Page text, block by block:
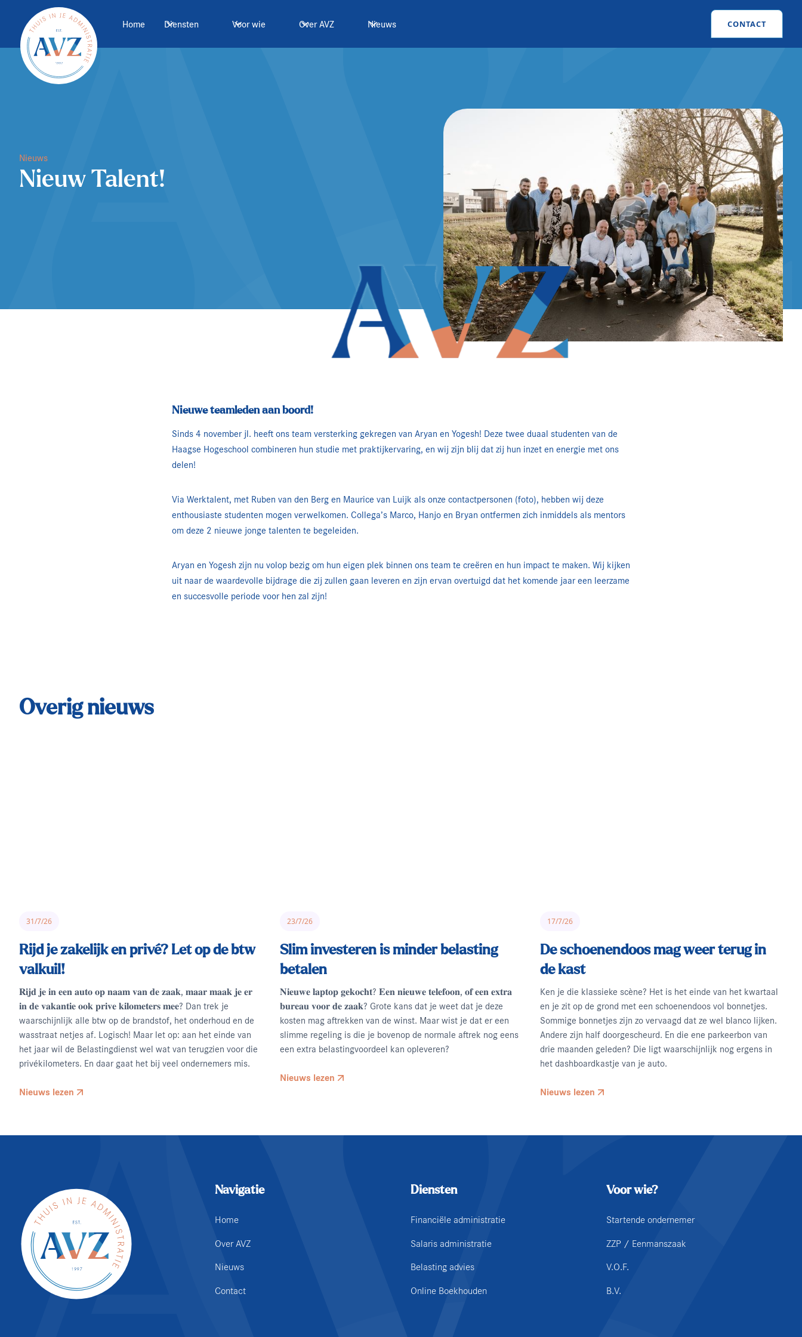
Home Diensten Voor wie Over AVZ Nieuws CONTACT
Nieuws
Nieuw Talent!
Nieuwe teamleden aan boord!
Sinds 4 november jl. heeft ons team versterking gekregen van Aryan en Yogesh! Deze twee duaal studenten van de
Haagse Hogeschool combineren hun studie met praktijkervaring, en wij zijn blij dat zij hun inzet en energie met ons
delen!
Via Werktalent, met Ruben van den Berg en Maurice van Luijk als onze contactpersonen (foto), hebben wij deze
enthousiaste studenten mogen verwelkomen. Collega’s Marco, Hanjo en Bryan ontfermen zich inmiddels als mentors
om deze 2 nieuwe jonge talenten te begeleiden.
Aryan en Yogesh zijn nu volop bezig om hun eigen plek binnen ons team te creëren en hun impact te maken. Wij kijken
uit naar de waardevolle bijdrage die zij zullen gaan leveren en zijn ervan overtuigd dat het komende jaar een leerzame
en succesvolle periode voor hen zal zijn!
Overig nieuws
31/7/26
Rijd je zakelijk en privé? Let op de btw
valkuil!
𝐑𝐢𝐣𝐝 𝐣𝐞 𝐢𝐧 𝐞𝐞𝐧 𝐚𝐮𝐭𝐨 𝐨𝐩 𝐧𝐚𝐚𝐦 𝐯𝐚𝐧 𝐝𝐞 𝐳𝐚𝐚𝐤, 𝐦𝐚𝐚𝐫 𝐦𝐚𝐚𝐤 𝐣𝐞 𝐞𝐫
𝐢𝐧 𝐝𝐞 𝐯𝐚𝐤𝐚𝐧𝐭𝐢𝐞 𝐨𝐨𝐤 𝐩𝐫𝐢𝐯𝐞 𝐤𝐢𝐥𝐨𝐦𝐞𝐭𝐞𝐫𝐬 𝐦𝐞𝐞? Dan trek je
waarschijnlijk alle btw op de brandstof, het onderhoud en de
wasstraat netjes af. Logisch! Maar let op: aan het einde van
het jaar wil de Belastingdienst wel wat van terugzien voor die
privékilometers. En daar gaat het bij veel ondernemers mis.
Nieuws lezen
23/7/26
Slim investeren is minder belasting
betalen
𝐍𝐢𝐞𝐮𝐰𝐞 𝐥𝐚𝐩𝐭𝐨𝐩 𝐠𝐞𝐤𝐨𝐜𝐡𝐭? 𝐄𝐞𝐧 𝐧𝐢𝐞𝐮𝐰𝐞 𝐭𝐞𝐥𝐞𝐟𝐨𝐨𝐧, 𝐨𝐟 𝐞𝐞𝐧 𝐞𝐱𝐭𝐫𝐚
𝐛𝐮𝐫𝐞𝐚𝐮 𝐯𝐨𝐨𝐫 𝐝𝐞 𝐳𝐚𝐚𝐤? Grote kans dat je weet dat je deze
kosten mag aftrekken van de winst. Maar wist je dat er een
slimme regeling is die je bovenop de normale aftrek nog eens
een extra belastingvoordeel kan opleveren?
Nieuws lezen
17/7/26
De schoenendoos mag weer terug in
de kast
Ken je die klassieke scène? Het is het einde van het kwartaal
en je zit op de grond met een schoenendoos vol bonnetjes.
Sommige bonnetjes zijn zo vervaagd dat ze wel blanco lijken.
Andere zijn half doorgescheurd. En die ene parkeerbon van
drie maanden geleden? Die ligt waarschijnlijk nog ergens in
het dashboardkastje van je auto.
Nieuws lezen
Navigatie
Home
Over AVZ
Nieuws
Contact
Diensten
Financiële administratie
Salaris administratie
Belasting advies
Online Boekhouden
Voor wie?
Startende ondernemer
ZZP / Eenmanszaak
V.O.F.
B.V.